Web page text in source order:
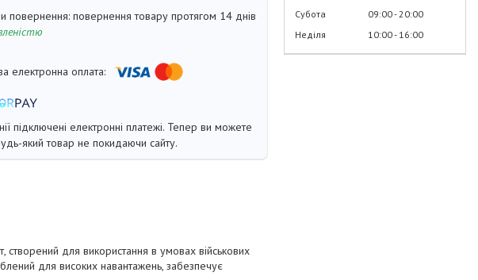
повернення товару протягом 14 днів
підключені електронні платежі. Тепер ви можете
який товар не покидаючи сайту.
створений для використання в умовах військових
для високих навантажень, забезпечує
Субота
09:00 20:00
Неділя
10:00 16:00